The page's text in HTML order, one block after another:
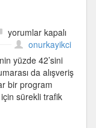
İnternetteki
çöp
trafik
için
yorumlar kapalı
onurkayikci
yüzde 42’sini
da alışveriş
bir program
için sürekli trafik